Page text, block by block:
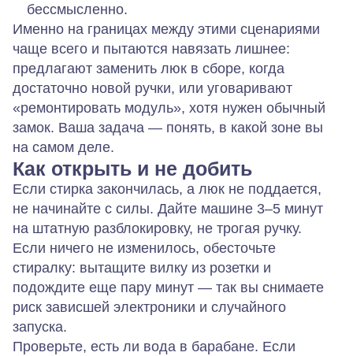
бессмысленно.
Именно на границах между этими сценариями
чаще всего и пытаются навязать лишнее:
предлагают заменить люк в сборе, когда
достаточно новой ручки, или уговаривают
«ремонтировать модуль», хотя нужен обычный
замок. Ваша задача — понять, в какой зоне вы
на самом деле.
Как открыть и не добить
Если стирка закончилась, а люк не поддается,
не начинайте с силы. Дайте машине 3–5 минут
на штатную разблокировку, не трогая ручку.
Если ничего не изменилось, обесточьте
стиралку: вытащите вилку из розетки и
подождите еще пару минут — так вы снимаете
риск зависшей электроники и случайного
запуска.
Проверьте, есть ли вода в барабане. Если